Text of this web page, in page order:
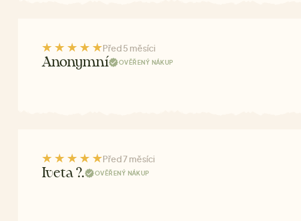
Před 5 měsíci
Anonymní OVĚŘENÝ NÁKUP
Před 7 měsíci
Iveta ?. OVĚŘENÝ NÁKUP